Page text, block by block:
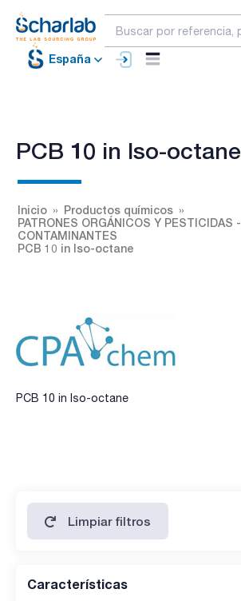
España
PCB 10 in Iso-octane
Inicio
Productos químicos
PATRONES ORGÁNICOS Y PESTICIDAS -
CONTAMINANTES
PCB 10 in Iso-octane
PCB 10 in Iso-octane
Limpiar filtros
Características